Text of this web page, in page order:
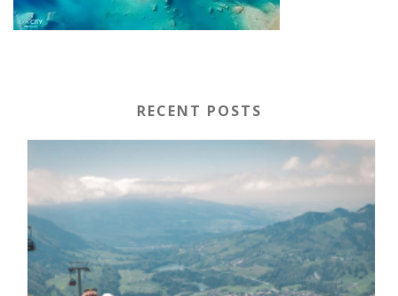
RECENT POSTS